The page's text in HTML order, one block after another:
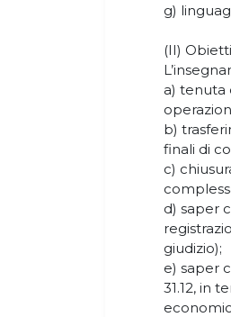
g)
(II)
a) tenuta
b)
finali di
c)
d) saper
giudizio);
e) saper
31.12, in